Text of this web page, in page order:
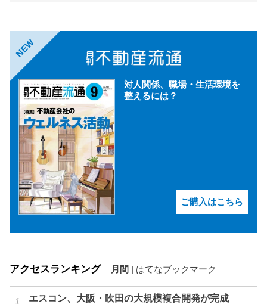
NEW
対人関係、職場・生活環境を
整えるには？
ご購入はこちら
アクセスランキング 月間 はてなブックマーク
エスコン、大阪・吹田の大規模複合開発が完成